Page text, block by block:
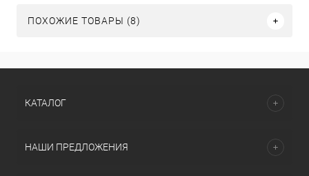
ПОХОЖИЕ ТОВАРЫ (8)
КАТАЛОГ
НАШИ ПРЕДЛОЖЕНИЯ